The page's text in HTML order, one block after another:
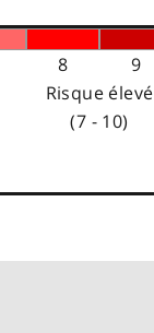
8 9
Risque élevé
(7 - 10)